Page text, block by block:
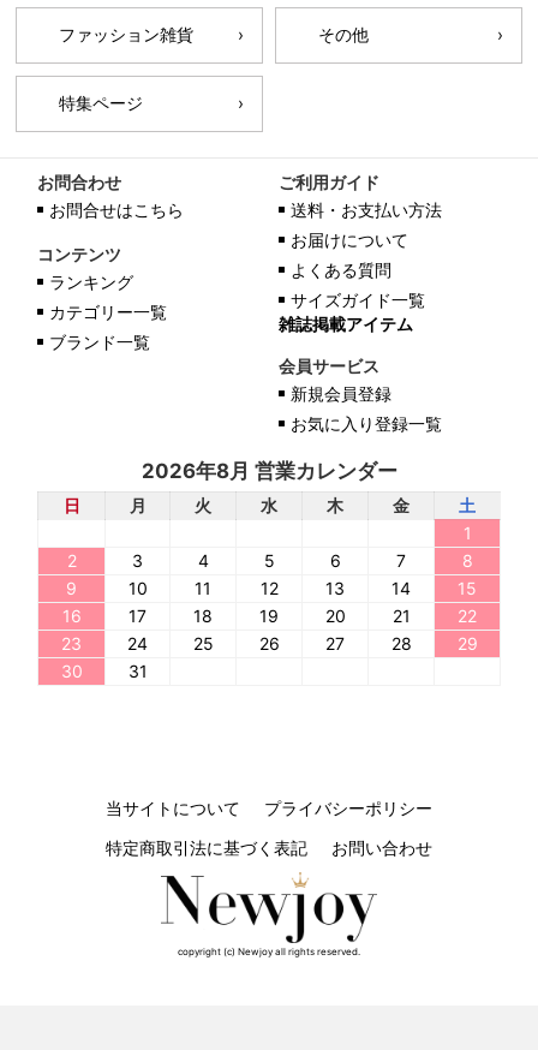
ファッション雑貨 その他
特集ページ
お問合わせ
お問合せはこちら
コンテンツ
ランキング
カテゴリー一覧
ブランド一覧
ご利用ガイド
送料・お支払い方法
お届けについて
よくある質問
サイズガイド一覧
雑誌掲載アイテム
会員サービス
新規会員登録
お気に入り登録一覧
2026年8月 営業カレンダー
日 月 火 水 木 金
土
1
2
3 4 5 6 7
8
9
10 11 12 13 14
15
16
17 18 19 20 21
22
23
24 25 26 27 28
29
30
31
当サイトについて
プライバシーポリシー
特定商取引法に基づく表記
お問い合わせ
copyright (c) Newjoy all rights reserved.